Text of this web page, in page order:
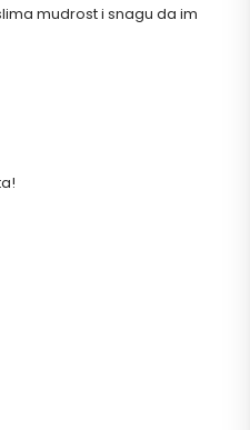
mudrost i snagu da im